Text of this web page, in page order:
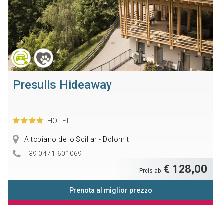
Presulis Hideaway
HOTEL
Altopiano dello Sciliar - Dolomiti
+39 0471 601069
Preis ab € 128,00
Prenota al miglior prezzo